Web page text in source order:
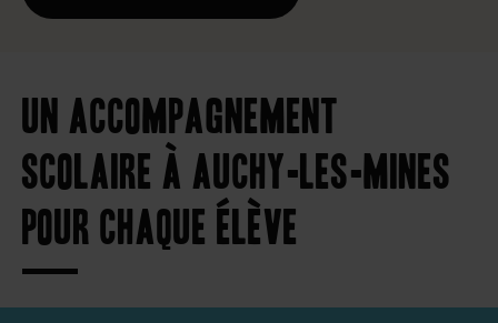
Un accompagnement
scolaire à Auchy-les-Mines
pour chaque élève